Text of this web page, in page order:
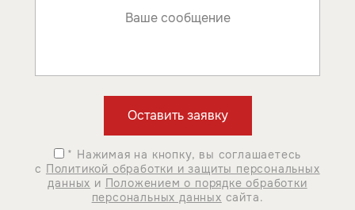
* Нажимая на кнопку, вы соглашаетесь
с Политикой обработки и защиты персональных
данных и Положением о порядке обработки
персональных данных сайта.